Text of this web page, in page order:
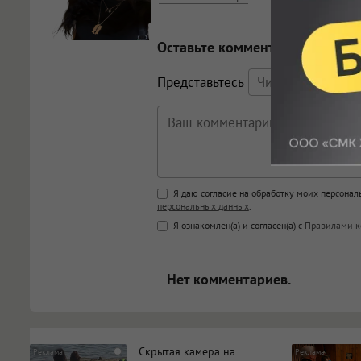
Оставьте комментарий
Представьтесь
Поддержка HTML
<b>, <strong>, <u>, <i>, <em>,
<blockquote>, <code>
Я даю согласие на обработку моих
персональных данных.
Я ознакомлен(а) и согласен(а) с Правилами
Нет комментариев.
i
Скрытая камера на